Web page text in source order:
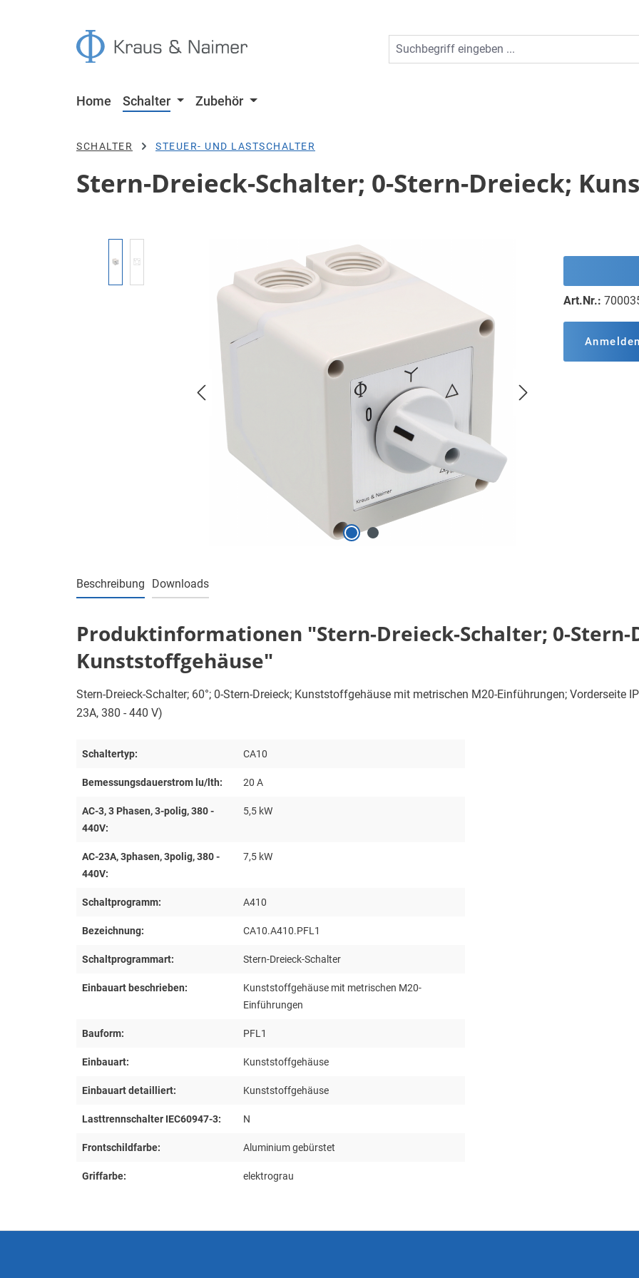
Home Schalter Zubehör
SCHALTER STEUER- UND LASTSCHALTER
Stern-Dreieck-Schalter; 0-Stern-Dreieck;
Art.Nr.:
Anmelden
Beschreibung Downloads
Produktinformationen "Stern-Dreieck-Schalter; 0-Stern-
Kunststoffgehäuse"
Stern-Dreieck-Schalter; 60°; 0-Stern-Dreieck; Kunststoffgehäuse mit metrischen M20-Einführungen; Vorderseite
23A, 380 - 440 V)
Schaltertyp: CA10
Bemessungsdauerstrom lu/lth: 20 A
AC-3, 3 Phasen, 3-polig, 380 -
440V:
5,5 kW
AC-23A, 3phasen, 3polig, 380 -
440V:
7,5 kW
Schaltprogramm: A410
Bezeichnung: CA10.A410.PFL1
Schaltprogrammart: Stern-Dreieck-Schalter
Einbauart beschrieben:
Kunststoffgehäuse mit metrischen M20-
Einführungen
Bauform: PFL1
Einbauart: Kunststoffgehäuse
Einbauart detailliert: Kunststoffgehäuse
Lasttrennschalter IEC60947-3: N
Frontschildfarbe: Aluminium gebürstet
Griffarbe: elektrograu